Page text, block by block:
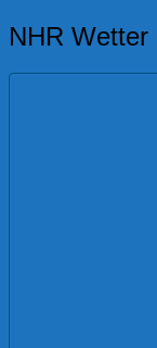
NHR Wetter